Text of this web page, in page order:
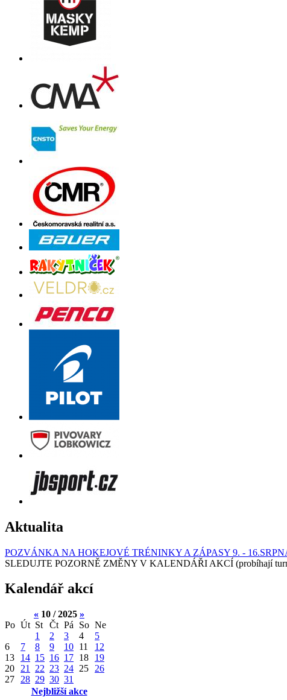
Aktualita
POZVÁNKA NA HOKEJOVÉ TRÉNINKY A ZÁPASY 9. -
SLEDUJTE POZORNĚ ZMĚNY V KALENDÁŘI AKCÍ (probíhají
Kalendář akcí
« 10 / 2025 »
Po Út St Čt Pá So Ne
1
2 3 4
5
6
7 8 9 10 11
12
13
14 15 16 17 18
19
20
21 22 23 24 25
26
27
28 29 30 31
Nejbližší akce